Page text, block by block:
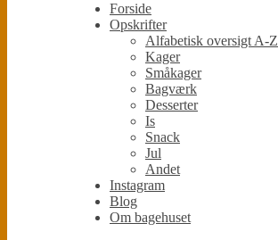
Forside
Opskrifter
Alfabetisk oversigt A-Z
Kager
Småkager
Bagværk
Desserter
Is
Snack
Jul
Andet
Instagram
Blog
Om bagehuset